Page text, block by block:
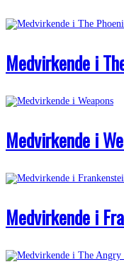
Medvirkende i
Medvirkende i
Medvirkende i